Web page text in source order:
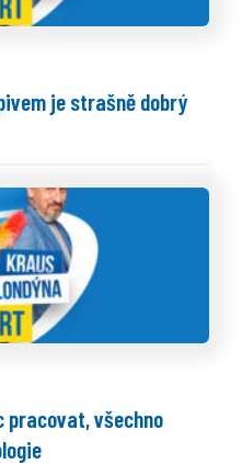
je strašně dobrý
pracovat, všechno